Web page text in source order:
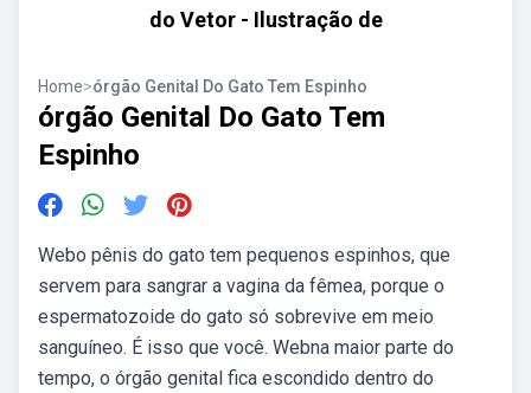
do Vetor - Ilustração de
Home>órgão Genital Do Gato Tem Espinho
órgão Genital Do Gato Tem
Espinho
Webo pênis do gato tem pequenos espinhos, que
servem para sangrar a vagina da fêmea, porque o
espermatozoide do gato só sobrevive em meio
sanguíneo. É isso que você. Webna maior parte do
tempo, o órgão genital fica escondido dentro do